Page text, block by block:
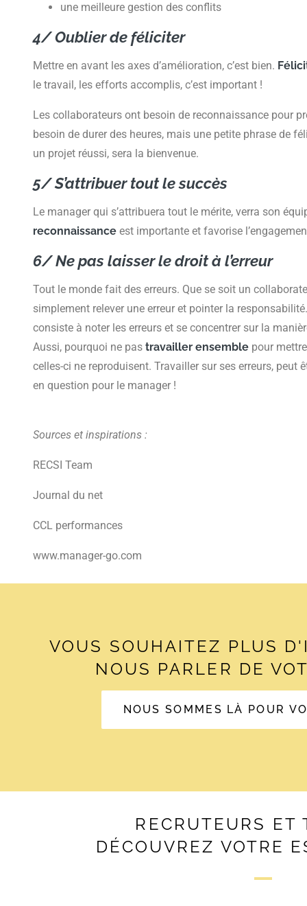
une meilleure gestion des conflits
4/ Oublier de féliciter
Mettre en avant les axes d’amélioration, c’est bien.
le travail, les efforts accomplis, c’est important !
Les collaborateurs ont besoin de reconnaissance pour
besoin de durer des heures, mais une petite phrase de
un projet réussi, sera la bienvenue.
5/ S’attribuer tout le succès
Le manager qui s’attribuera tout le mérite, verra son
reconnaissance est importante et favorise
6/ Ne pas laisser le droit à l’erreur
Tout le monde fait des erreurs. Que se soit un
simplement relever une erreur et pointer la
consiste à noter les erreurs et se concentrer sur la
Aussi, pourquoi ne pastravailler ensemble pour
celles-ci ne reproduisent. Travailler sur ses erreurs, peut
en question pour le manager !
Sources et inspirations :
RECSI Team
Journal du net
CCL performances
www.manager-go.com
VOUS SOUHAITEZ PLUS
NOUS PARLER DE
NOUS SOMMES LÀ POUR
RECRUTEURS ET
DÉCOUVREZ VOTRE